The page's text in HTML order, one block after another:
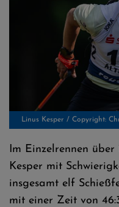
Linus Kesper / Copyright:
Im Einzelrennen
Kesper mit
insgesamt elf
mit einer Zeit von